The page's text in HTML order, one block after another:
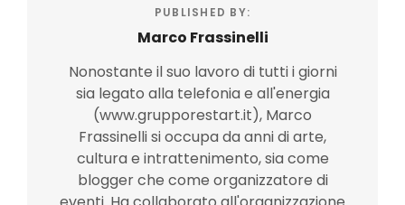
PUBLISHED BY:
Marco Frassinelli
Nonostante il suo lavoro di tutti i giorni
sia legato alla telefonia e all'energia
(www.grupporestart.it), Marco
Frassinelli si occupa da anni di arte,
cultura e intrattenimento, sia come
blogger che come organizzatore di